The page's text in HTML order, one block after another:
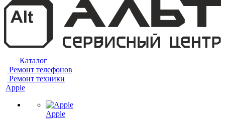
Каталог
Ремонт телефонов
Ремонт техники
Apple
Apple